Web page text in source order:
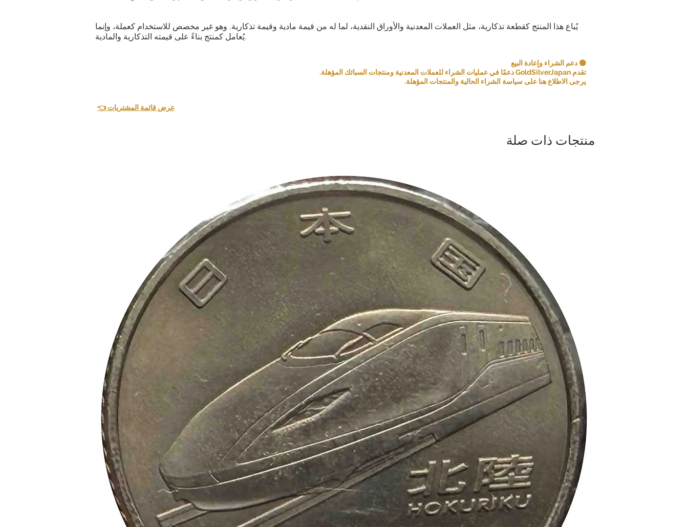
يُباع هذا المنتج كقطعة تذكارية، مثل العملات المعدنية والأوراق النقدية، لما له من قيمة مادية وقيمة تذكارية. وهو غير مخصص للاستخدام كعملة، وإنما
يُعامل كمنتج بناءً على قيمته التذكارية والمادية.
🟢 دعم الشراء وإعادة البيع
تقدم GoldSilverJapan دعمًا في عمليات الشراء للعملات المعدنية ومنتجات السبائك المؤهلة.
يرجى الاطلاع هنا على سياسة الشراء الحالية والمنتجات المؤهلة.
👈 عرض قائمة المشتريات
منتجات ذات صلة